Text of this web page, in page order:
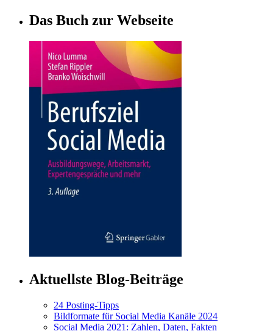
Das Buch zur Webseite
Aktuellste Blog-Beiträge
24 Posting-Tipps
Bildformate für Social Media Kanäle 2024
Social Media 2021: Zahlen, Daten, Fakten